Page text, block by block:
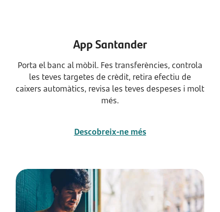
App Santander
Porta el banc al mòbil. Fes transferències, controla
les teves targetes de crèdit, retira efectiu de
caixers automàtics, revisa les teves despeses i molt
més.
Descobreix-ne més